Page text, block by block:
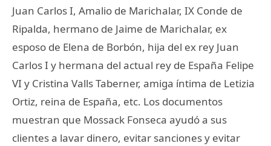
Juan Carlos I, Amalio de Marichalar, IX Conde de
Ripalda, hermano de Jaime de Marichalar, ex
esposo de Elena de Borbón, hija del ex rey Juan
Carlos I y hermana del actual rey de España Felipe
VI y Cristina Valls Taberner, amiga íntima de Letizia
Ortiz, reina de España, etc. Los documentos
muestran que Mossack Fonseca ayudó a sus
clientes a lavar dinero, evitar sanciones y evitar